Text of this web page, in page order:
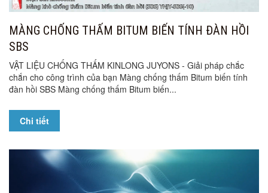
MÀNG CHỐNG THẤM BITUM BIẾN TÍNH ĐÀN HỒI
SBS
VẬT LIỆU CHỐNG THẤM KINLONG JUYONS - Giải pháp chắc
chắn cho công trình của bạn Màng chống thấm Bitum biến tính
đàn hồi SBS Màng chống thấm Bitum biến...
Chi tiết